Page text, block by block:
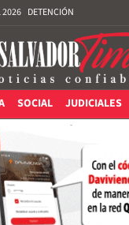
2026 DETENCIÓN
SOCIAL JUDICIALES